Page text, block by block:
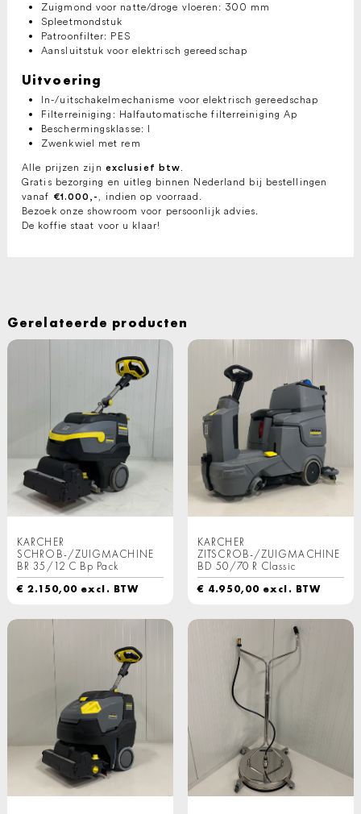
Zuigmond voor natte/droge vloeren: 300 mm
Spleetmondstuk
Patroonfilter: PES
Aansluitstuk voor elektrisch gereedschap
Uitvoering
In-/uitschakelmechanisme voor elektrisch gereedschap
Filterreiniging: Halfautomatische filterreiniging Ap
Beschermingsklasse: I
Zwenkwiel met rem
Alle prijzen zijn exclusief btw.
Gratis bezorging en uitleg binnen Nederland bij bestellingen
vanaf €1.000,- , indien op voorraad.
Bezoek onze showroom voor persoonlijk advies.
De koffie staat voor u klaar!
Gerelateerde producten
KARCHER
SCHROB-/ZUIGMACHINE
BR 35/12 C Bp Pack
€ 2.150,00 excl. BTW
KARCHER
ZITSCROB-/ZUIGMACHINE
BD 50/70 R Classic
€ 4.950,00 excl. BTW